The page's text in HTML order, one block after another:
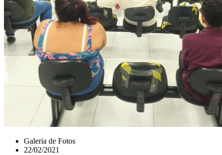
Galeria de Fotos
22/02/2021